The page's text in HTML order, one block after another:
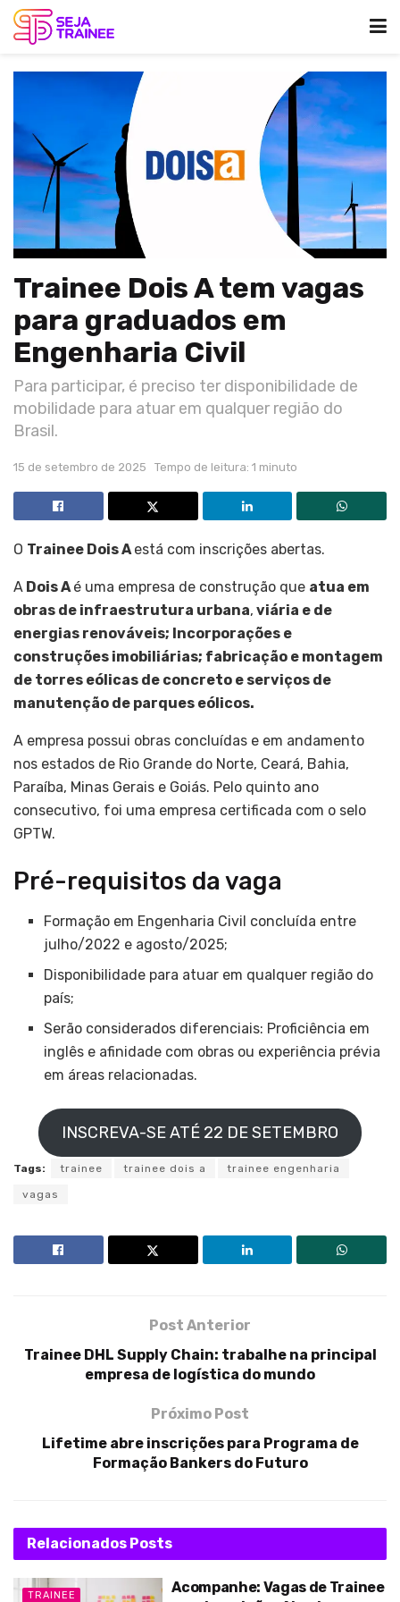
Trainee Dois A tem vagas
para graduados em
Engenharia Civil
Para participar, é preciso ter disponibilidade de
mobilidade para atuar em qualquer região do
Brasil.
15 de setembro de 2025 Tempo de leitura: 1 minuto
O Trainee Dois A está com inscrições abertas.
A Dois A é uma empresa de construção que atua em
obras de infraestrutura urbana, viária e de
energias renováveis; Incorporações e
construções imobiliárias; fabricação e montagem
de torres eólicas de concreto e serviços de
manutenção de parques eólicos.
A empresa possui obras concluídas e em andamento
nos estados de Rio Grande do Norte, Ceará, Bahia,
Paraíba, Minas Gerais e Goiás. Pelo quinto ano
consecutivo, foi uma empresa certificada com o selo
GPTW.
Pré-requisitos da vaga
Formação em Engenharia Civil concluída entre
julho/2022 e agosto/2025;
Disponibilidade para atuar em qualquer região do
país;
Serão considerados diferenciais: Proficiência em
inglês e afinidade com obras ou experiência prévia
em áreas relacionadas.
INSCREVA-SE ATÉ 22 DE SETEMBRO
Tags: trainee trainee dois a trainee engenharia
vagas
Post Anterior
Trainee DHL Supply Chain: trabalhe na principal
empresa de logística do mundo
Próximo Post
Lifetime abre inscrições para Programa de
Formação Bankers do Futuro
Relacionados Posts
TRAINEE
Acompanhe: Vagas de Trainee